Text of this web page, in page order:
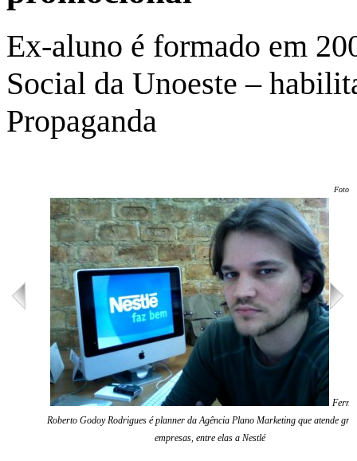
Ex-aluno é formado em
Social da Unoeste –
Propaganda
Foto:
Roberto Godoy Rodrigues é planner da Agência Plano Marketing que atende
empresas, entre elas a Nestlé